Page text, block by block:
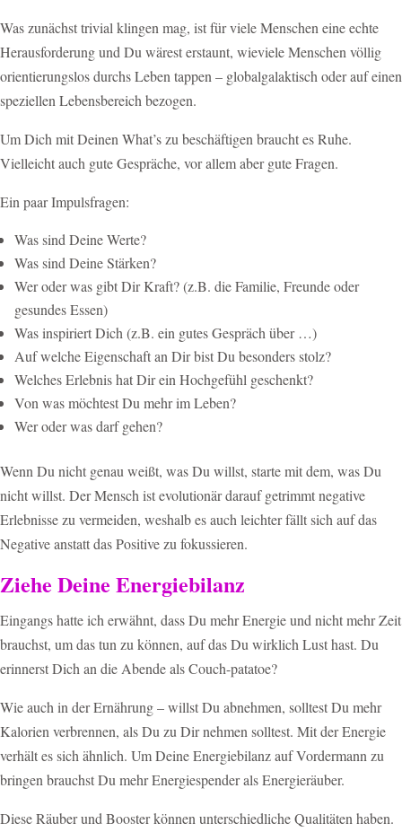
Was zunächst trivial klingen mag, ist für viele Menschen eine echte
Herausforderung und Du wärest erstaunt, wieviele Menschen völlig
orientierungslos durchs Leben tappen – globalgalaktisch oder auf einen
speziellen Lebensbereich bezogen.
Um Dich mit Deinen What’s zu beschäftigen braucht es Ruhe.
Vielleicht auch gute Gespräche, vor allem aber gute Fragen.
Ein paar Impulsfragen:
Was sind Deine Werte?
Was sind Deine Stärken?
Wer oder was gibt Dir Kraft? (z.B. die Familie, Freunde oder
gesundes Essen)
Was inspiriert Dich (z.B. ein gutes Gespräch über …)
Auf welche Eigenschaft an Dir bist Du besonders stolz?
Welches Erlebnis hat Dir ein Hochgefühl geschenkt?
Von was möchtest Du mehr im Leben?
Wer oder was darf gehen?
Wenn Du nicht genau weißt, was Du willst, starte mit dem, was Du
nicht willst. Der Mensch ist evolutionär darauf getrimmt negative
Erlebnisse zu vermeiden, weshalb es auch leichter fällt sich auf das
Negative anstatt das Positive zu fokussieren.
Ziehe Deine Energiebilanz
Eingangs hatte ich erwähnt, dass Du mehr Energie und nicht mehr Zeit
brauchst, um das tun zu können, auf das Du wirklich Lust hast. Du
erinnerst Dich an die Abende als Couch-patatoe?
Wie auch in der Ernährung – willst Du abnehmen, solltest Du mehr
Kalorien verbrennen, als Du zu Dir nehmen solltest. Mit der Energie
verhält es sich ähnlich. Um Deine Energiebilanz auf Vordermann zu
bringen brauchst Du mehr Energiespender als Energieräuber.
Diese Räuber und Booster können unterschiedliche Qualitäten haben.